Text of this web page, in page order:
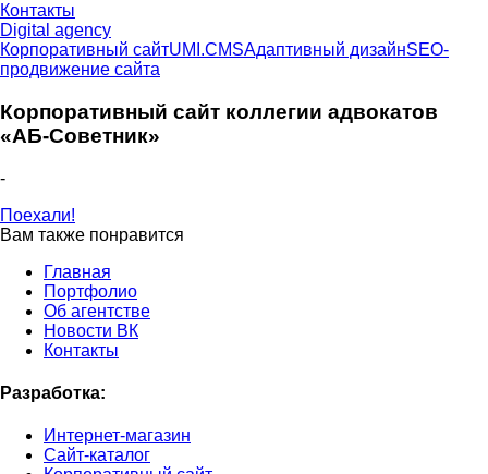
Контакты
Digital agency
Корпоративный сайтUMI.CMSАдаптивный дизайнSEO-
продвижение сайта
Корпоративный сайт коллегии адвокатов
«АБ-Советник»
-
Поехали!
Вам также понравится
Главная
Портфолио
Об агентстве
Новости ВК
Контакты
Разработка:
Интернет-магазин
Сайт-каталог